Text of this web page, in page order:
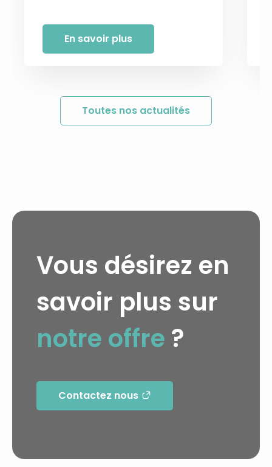
En savoir plus
Toutes nos actualités
Vous désirez en
savoir plus sur
notre offre ?
Contactez nous